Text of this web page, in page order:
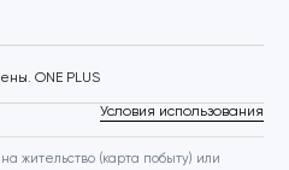
ONE PLUS
Условия использования
жительство (карта побыту) или